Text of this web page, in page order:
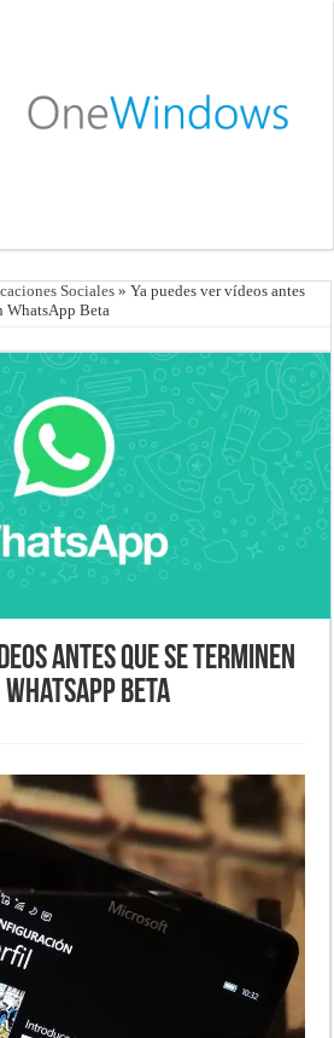
Sociales » Ya puedes ver vídeos antes
WhatsApp Beta
antes que se terminen
Beta